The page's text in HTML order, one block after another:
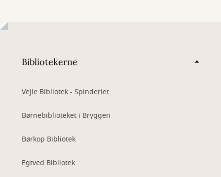
Bibliotekerne
Vejle Bibliotek - Spinderiet
Børnebiblioteket i Bryggen
Børkop Bibliotek
Egtved Bibliotek